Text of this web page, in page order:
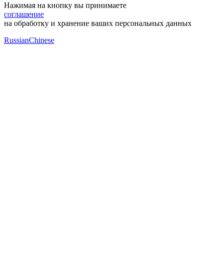
Нажимая на кнопку вы принимаете
соглашение
на обработку и хранение ваших персональных данных
RussianChinese